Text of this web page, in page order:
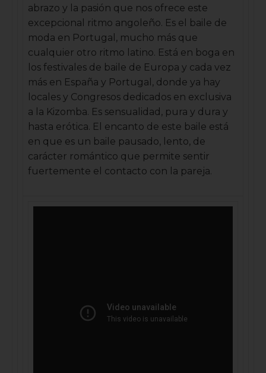
abrazo y la pasión que nos ofrece este
excepcional ritmo angoleño. Es el baile de
moda en Portugal, mucho más que
cualquier otro ritmo latino. Está en boga en
los festivales de baile de Europa y cada vez
más en España y Portugal, donde ya hay
locales y Congresos dedicados en exclusiva
a la Kizomba. Es sensualidad, pura y dura y
hasta erótica. El encanto de este baile está
en que es un baile pausado, lento, de
carácter romántico que permite sentir
fuertemente el contacto con la pareja.